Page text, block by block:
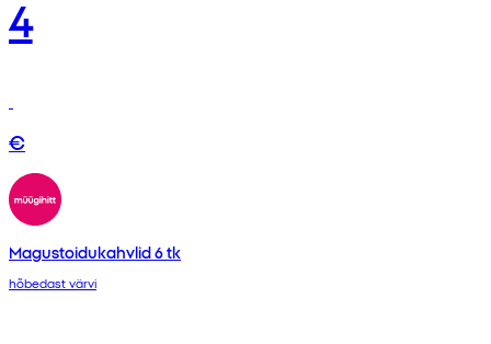
4
€
Magustoidukahvlid 6 tk
hõbedast värvi